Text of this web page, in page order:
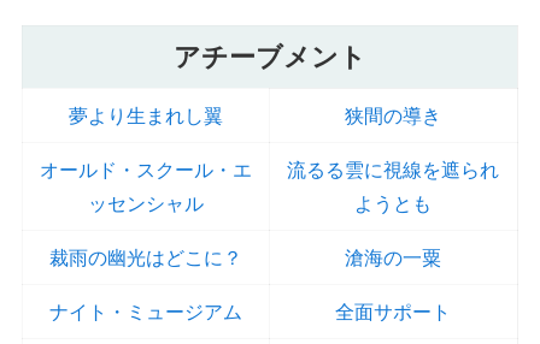
アチーブメント
夢より生まれし翼 狭間の導き
オールド・スクール・エ
ッセンシャル
流るる雲に視線を遮られ
ようとも
裁雨の幽光はどこに？ 滄海の一粟
ナイト・ミュージアム 全面サポート